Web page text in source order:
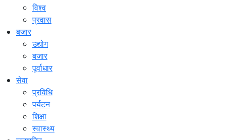
विश्व
प्रवास
बजार
उद्योग
बजार
पूर्वाधार
सेवा
प्रविधि
पर्यटन
शिक्षा
स्वास्थ्य